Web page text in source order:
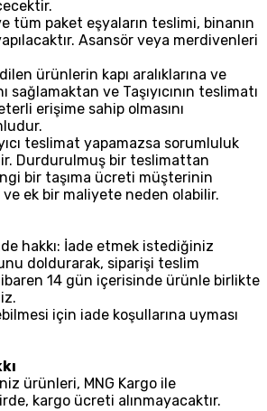
tüm paket eşyaların teslimi, binanın
Asansör veya merdivenleri
ürünlerin kapı aralıklarına ve
sağlamaktan ve Taşıyıcının teslimatı
erişime sahip olmasını
teslimat yapamazsa sorumluluk
Durdurulmuş bir teslimattan
bir taşıma ücreti müşterinin
ek bir maliyete neden olabilir.
hakkı: İade etmek istediğiniz
doldurarak, siparişi teslim
14 gün içerisinde ürünle birlikte
için iade koşullarına uyması
ürünleri, MNG Kargo ile
kargo ücreti alınmayacaktır.